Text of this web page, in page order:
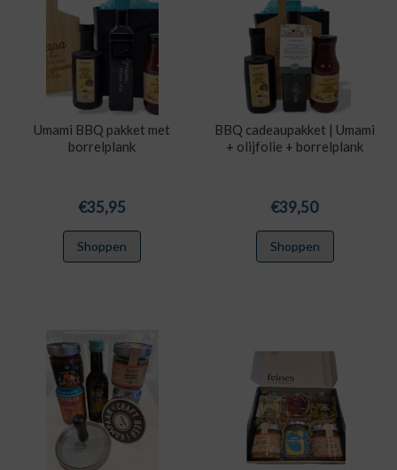
Umami BBQ pakket met
borrelplank
€35,95
Shoppen
BBQ cadeaupakket | Umami
+ olijfolie + borrelplank
€39,50
Shoppen